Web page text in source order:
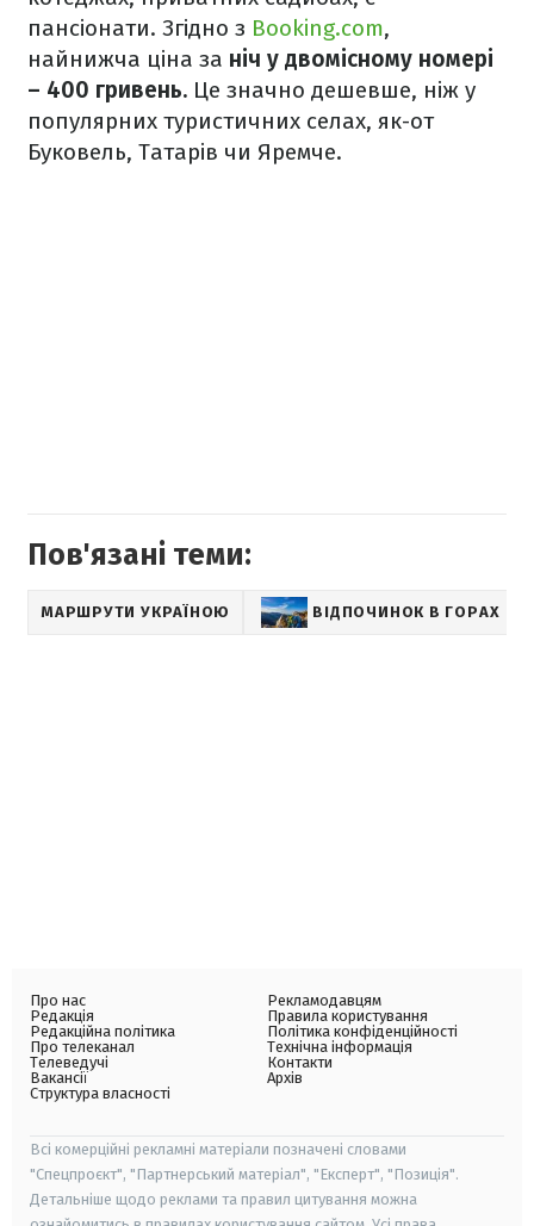
пансіонати. Згідно з Booking.com,
найнижча ціна за ніч у двомісному номері
– 400 гривень. Це значно дешевше, ніж у
популярних туристичних селах, як-от
Буковель, Татарів чи Яремче.
Пов'язані теми:
МАРШРУТИ УКРАЇНОЮ ВІДПОЧИНОК В ГОРАХ
Про нас
Редакція
Редакційна політика
Про телеканал
Телеведучі
Вакансії
Структура власності
Рекламодавцям
Правила користування
Політика конфіденційності
Технічна інформація
Контакти
Архів
Всі комерційні рекламні матеріали позначені словами
"Спецпроєкт", "Партнерський матеріал", "Експерт", "Позиція".
Детальніше щодо реклами та правил цитування можна